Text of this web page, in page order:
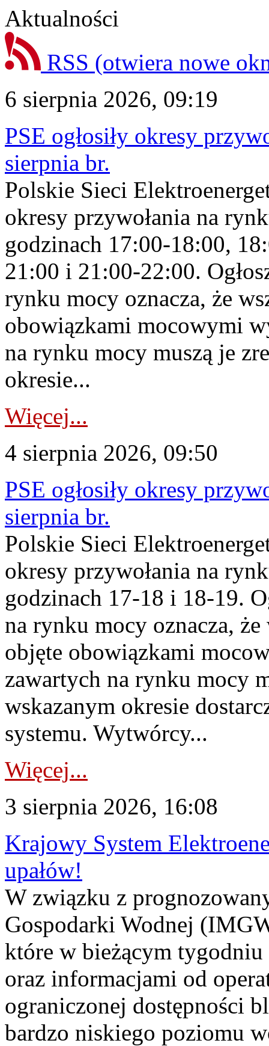
Aktualności
RSS (otwiera nowe
6 sierpnia 2026, 09:19
PSE ogłosiły okresy
sierpnia br.
Polskie Sieci
okresy przywołania na
godzinach 17:00-18:00,
21:00 i 21:00-22:00.
rynku mocy oznacza, że
obowiązkami mocowymi
na rynku mocy muszą je
okresie...
Więcej...
4 sierpnia 2026, 09:50
PSE ogłosiły okresy
sierpnia br.
Polskie Sieci
okresy przywołania na
godzinach 17-18 i 18-19.
na rynku mocy oznacza,
objęte obowiązkami
zawartych na rynku mocy
wskazanym okresie
systemu. Wytwórcy...
Więcej...
3 sierpnia 2026, 16:08
Krajowy System
upałów!
W związku z
Gospodarki Wodnej
które w bieżącym tygodniu
oraz informacjami od
ograniczonej dostępności
bardzo niskiego poziomu